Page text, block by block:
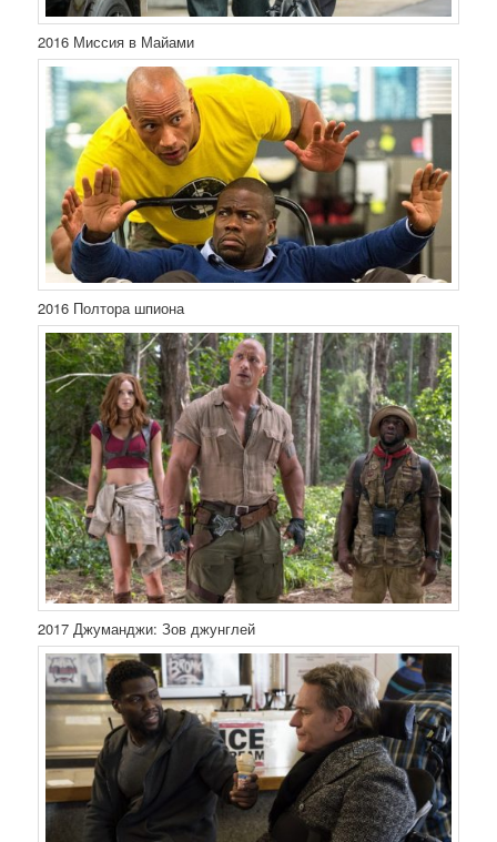
2016 Миссия в Майами
2016 Полтора шпиона
2017 Джуманджи: Зов джунглей